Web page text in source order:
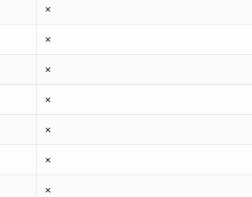
✗
✗
✗
✗
✗
✗
✗